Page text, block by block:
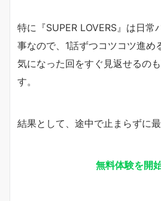
特に『SUPER LOVERS』は日常
事なので、1話ずつコツコツ進め
気になった回をすぐ見返せるの
す。
結果として、途中で止まらずに
無料体験を開